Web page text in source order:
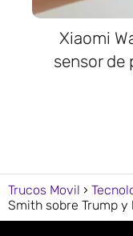
Xiaomi
sensor de
Trucos Movil
Smith sobre Trump